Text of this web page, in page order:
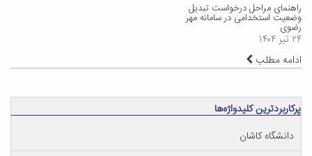
راهنمای مراحل درخواست تبدیل
وضعیت استخدامی در سامانه مهر
رضوی
۲۴ تیر ۱۴۰۴
ادامه مطلب
پرکاربردترین کلیدواژه‌ها
دانشگاه کاشان